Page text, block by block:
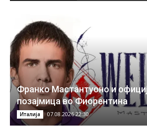
Франко Мастантуоно и
позајмица во Фиорентина
Италија 07.08.2026 22:30